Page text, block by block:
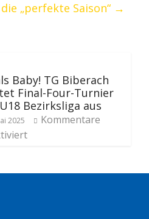
„perfekte Saison“ →
Baby! TG Biberach
Final-Four-Turnier
Bezirksliga aus
2025
Kommentare